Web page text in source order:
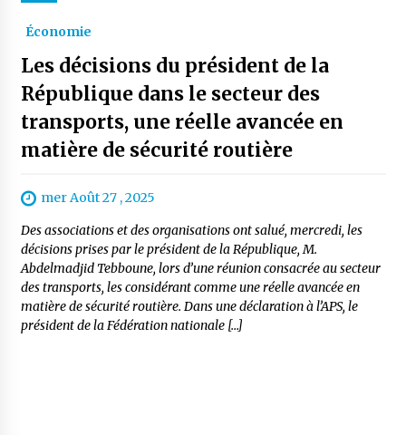
Économie
Les décisions du président de la
République dans le secteur des
transports, une réelle avancée en
matière de sécurité routière
mer Août 27 , 2025
Des associations et des organisations ont salué, mercredi, les
décisions prises par le président de la République, M.
Abdelmadjid Tebboune, lors d’une réunion consacrée au secteur
des transports, les considérant comme une réelle avancée en
matière de sécurité routière. Dans une déclaration à l’APS, le
président de la Fédération nationale […]